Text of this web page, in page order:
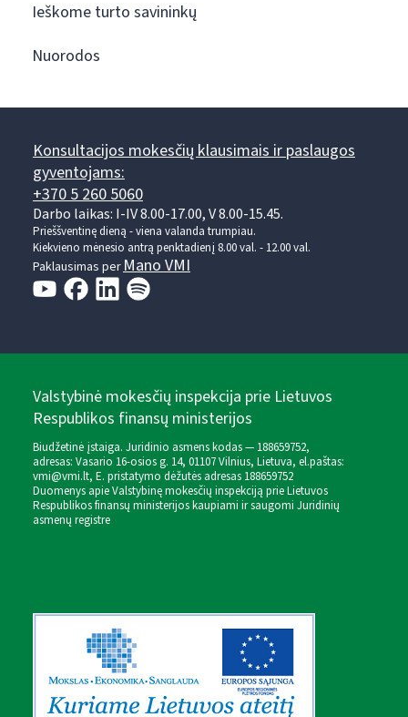
Ieškome turto savininkų
Nuorodos
Konsultacijos mokesčių klausimais ir paslaugos
gyventojams:
+370 5 260 5060
Darbo laikas: I-IV 8.00-17.00, V 8.00-15.45.
Prieššventinę dieną - viena valanda trumpiau.
Kiekvieno mėnesio antrą penktadienį 8.00 val. - 12.00 val.
Paklausimas perMano VMI
Valstybinė mokesčių inspekcija prie Lietuvos
Respublikos finansų ministerijos
Biudžetinė įstaiga. Juridinio asmens kodas — 188659752,
adresas: Vasario 16-osios g. 14, 01107 Vilnius, Lietuva, el.paštas:
vmi@vmi.lt, E. pristatymo dėžutės adresas 188659752
Duomenys apie Valstybinę mokesčių inspekciją prie Lietuvos
Respublikos finansų ministerijos kaupiami ir saugomi Juridinių
asmenų registre